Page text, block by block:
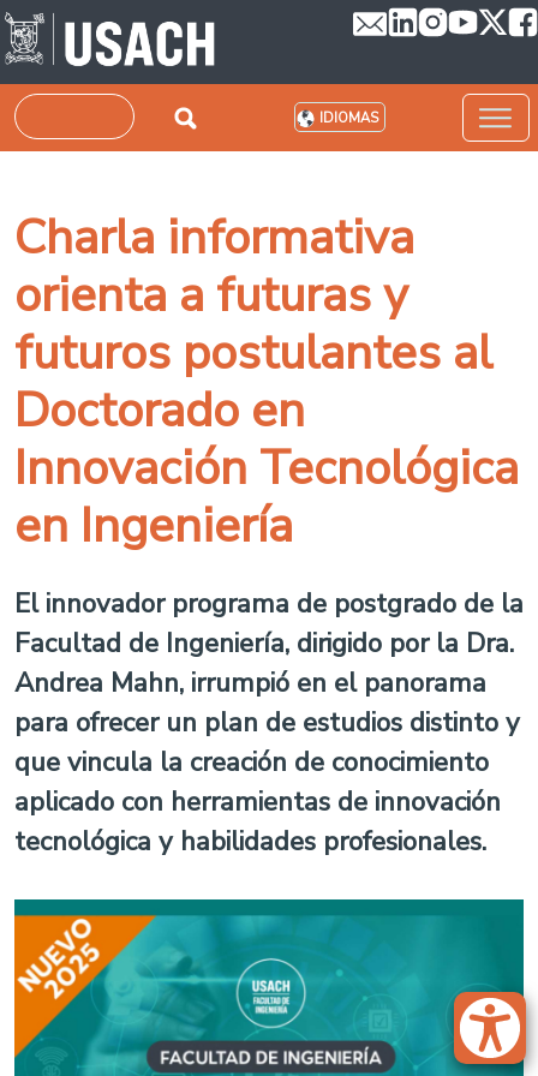
Pasar al contenido principal
Buscar IDIOMAS
Charla informativa
orienta a futuras y
futuros postulantes al
Doctorado en
Innovación Tecnológica
en Ingeniería
El innovador programa de postgrado de la
Facultad de Ingeniería, dirigido por la Dra.
Andrea Mahn, irrumpió en el panorama
para ofrecer un plan de estudios distinto y
que vincula la creación de conocimiento
aplicado con herramientas de innovación
tecnológica y habilidades profesionales.